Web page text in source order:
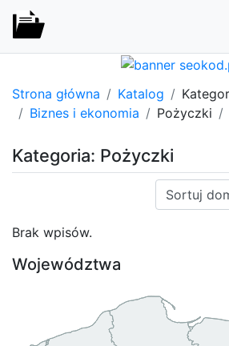
Strona główna Katalog
Biznes i ekonomia
Pożyczki
Kategoria: Pożyczki
Sortuj:
Brak wpisów.
Województwa